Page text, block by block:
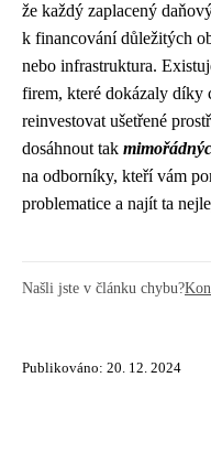
že každý zaplacený
k financování důležitých
nebo infrastruktura.
firem, které dokázaly díky
reinvestovat ušetřené
dosáhnout tak
na odborníky, kteří vám
problematice a najít ta
Našli jste v článku chybu?
Publikováno: 20. 12. 2024